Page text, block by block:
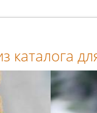
каталога